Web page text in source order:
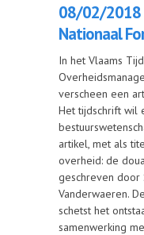
08/02/2018
Nationaal
In het Vlaams
verscheen een
Het tijdschrift wil
artikel, met als
overheid: de
geschreven door
Vanderwaeren.
schetst het
samenwerking